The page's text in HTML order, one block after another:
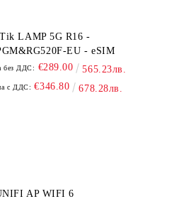
LAMP 5G R16 -
EU - eSIM
без ДДС: €289.00 565.23лв.
с ДДС: €346.80 678.28лв.
UNIFI AP WIFI 6